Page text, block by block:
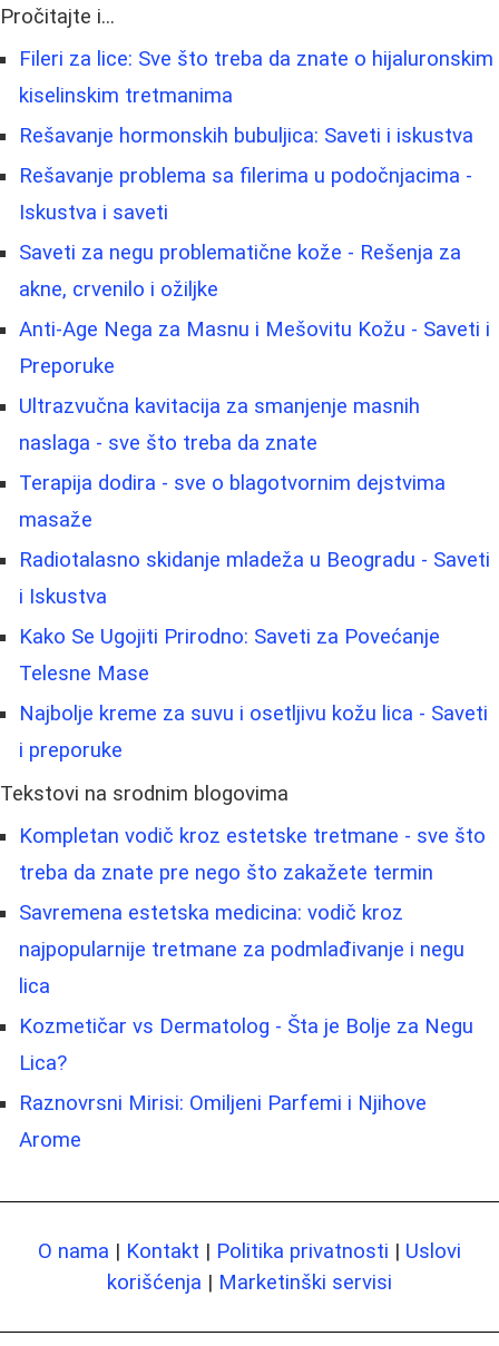
Pročitajte i...
Fileri za lice: Sve što treba da znate o hijaluronskim
kiselinskim tretmanima
Rešavanje hormonskih bubuljica: Saveti i iskustva
Rešavanje problema sa filerima u podočnjacima -
Iskustva i saveti
Saveti za negu problematične kože - Rešenja za
akne, crvenilo i ožiljke
Anti-Age Nega za Masnu i Mešovitu Kožu - Saveti i
Preporuke
Ultrazvučna kavitacija za smanjenje masnih
naslaga - sve što treba da znate
Terapija dodira - sve o blagotvornim dejstvima
masaže
Radiotalasno skidanje mladeža u Beogradu - Saveti
i Iskustva
Kako Se Ugojiti Prirodno: Saveti za Povećanje
Telesne Mase
Najbolje kreme za suvu i osetljivu kožu lica - Saveti
i preporuke
Tekstovi na srodnim blogovima
Kompletan vodič kroz estetske tretmane - sve što
treba da znate pre nego što zakažete termin
Savremena estetska medicina: vodič kroz
najpopularnije tretmane za podmlađivanje i negu
lica
Kozmetičar vs Dermatolog - Šta je Bolje za Negu
Lica?
Raznovrsni Mirisi: Omiljeni Parfemi i Njihove
Arome
O nama | Kontakt | Politika privatnosti | Uslovi
korišćenja | Marketinški servisi